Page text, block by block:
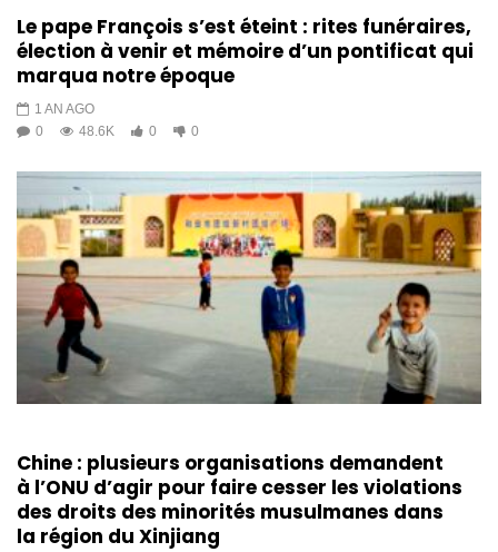
Le pape François s’est éteint : rites funéraires,
élection à venir et mémoire d’un pontificat qui
marqua notre époque
1 AN AGO
0
48.6K 0 0
Chine : plusieurs organisations demandent
à l’ONU d’agir pour faire cesser les violations
des droits des minorités musulmanes dans
la région du Xinjiang